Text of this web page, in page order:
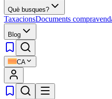
Què busques?
TaxacionsDocuments
Blog
CA